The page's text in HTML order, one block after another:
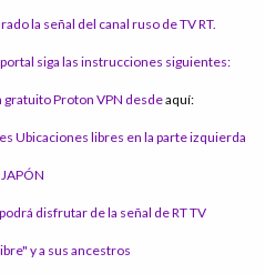
la señal del canal ruso de TV RT.
siga las instrucciones siguientes:
Proton VPN desdeaquí:
Ubicaciones libres en la parte izquierda
disfrutar de la señal de RT TV
y a sus ancestros